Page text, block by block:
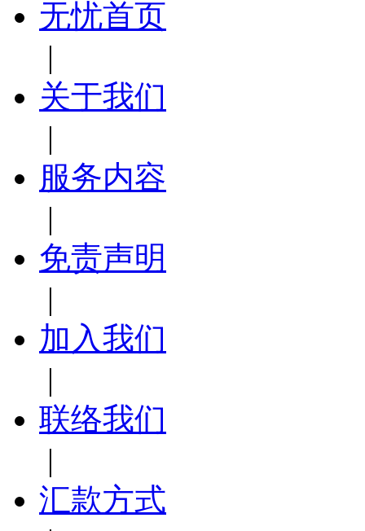
共4页 上一页 1 2 3 4 下一页
>> 相关照片标签
无忧首页
|
关于我们
|
服务内容
|
免责声明
|
加入我们
|